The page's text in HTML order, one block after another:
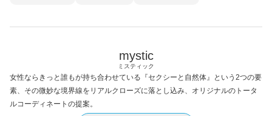
mystic
ミスティック
女性ならきっと誰もが持ち合わせている『セクシーと自然体』という2つの要
素、その微妙な境界線をリアルクローズに落とし込み、オリジナルのトータ
ルコーディネートの提案。